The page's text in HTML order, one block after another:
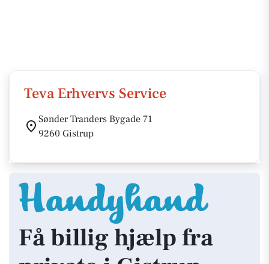
Teva Erhvervs Service
Sønder Tranders Bygade 71
9260 Gistrup
Få billig hjælp fra